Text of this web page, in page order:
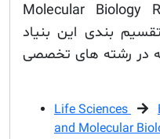
Molecular
بنیاد
های تخصصی
Life
and